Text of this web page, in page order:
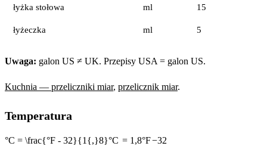
łyżka stołowa ml 15
łyżeczka ml 5
Uwaga: galon US ≠ UK. Przepisy USA = galon US.
Kuchnia — przeliczniki miar, przelicznik miar.
Temperatura
°C = \frac{°F - 32}{1{,}8}°C = 1 ,8°F−32